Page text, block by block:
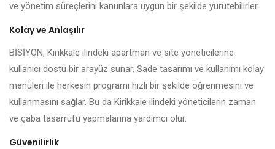
ve yönetim süreçlerini kanunlara uygun bir şekilde yürütebilirler.
Kolay ve Anlaşılır
BİSİYON, Kirikkale ilindeki apartman ve site yöneticilerine
kullanıcı dostu bir arayüz sunar. Sade tasarımı ve kullanımı kolay
menüleri ile herkesin programı hızlı bir şekilde öğrenmesini ve
kullanmasını sağlar. Bu da Kirikkale ilindeki yöneticilerin zaman
ve çaba tasarrufu yapmalarına yardımcı olur.
Güvenilirlik